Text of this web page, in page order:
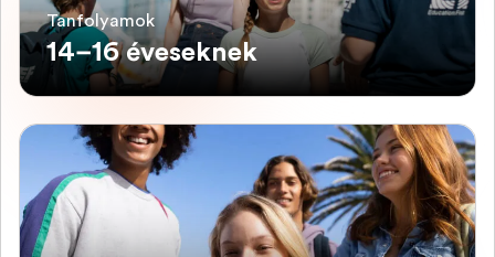
Tanfolyamok
14–16 éveseknek